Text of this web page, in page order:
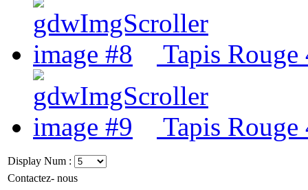
Tapis
Tapis
Display Num :
Contactez- nous